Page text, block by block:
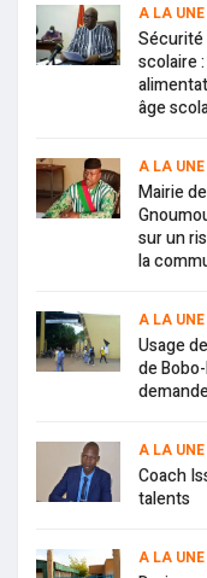
A LA UNE
Sécurité
scolaire
âge
A LA UNE
Mairie
sur un
la
A LA UNE
Usage
de
A LA UNE
Coach
talents
A LA UNE